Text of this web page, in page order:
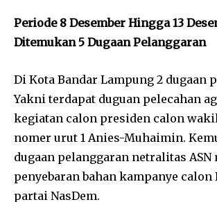
Periode 8 Desember Hingga 13
Ditemukan 5 Dugaan Pelanggaran
Di Kota Bandar Lampung 2 dugaan
Yakni terdapat duguan pelecahan
kegiatan calon presiden calon
nomer urut 1 Anies-Muhaimin.
dugaan pelanggaran netralitas ASN
penyebaran bahan kampanye calon
partai NasDem.